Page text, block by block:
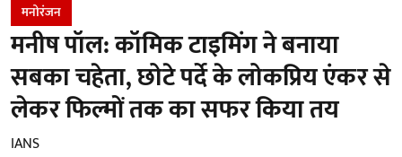
मनोरंजन
मनीष पॉल: कॉमिक टाइमिंग ने बनाया
सबका चहेता, छोटे पर्दे के लोकप्रिय एंकर से
लेकर फिल्मों तक का सफर किया तय
IANS